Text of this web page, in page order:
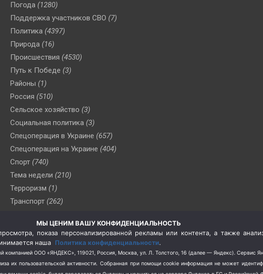
Погода (1280)
Поддержка участников СВО (7)
Политика (4397)
Природа (16)
Происшествия (4530)
Путь к Победе (3)
Районы (1)
Россия (510)
Сельское хозяйство (3)
Социальная политика (3)
Спецоперация в Украине (657)
Спецоперация на Украине (404)
Спорт (740)
Тема недели (210)
Терроризм (1)
Транспорт (262)
(76)
Цены (2)
Школа и спорт (2)
Экология (8)
МЫ ЦЕНИМ ВАШУ КОНФИДЕНЦИАЛЬНОСТЬ
показа персонализированной рекламы или контента, а также
наша Политика конфиденциальности.
компанией ООО «ЯНДЕКС», 119021, Россия, Москва, ул. Л. Толстого, 16 (далее — Яндекс). Сервис
их пользовательской активности. Собранная при помощи cookie информация не может